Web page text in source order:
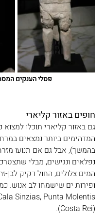
פסלי הענקים
חופים באזור קליארי
גם באזור קליארי תוכלו
המדהימים ביותר נמצאים
בהמשך), אבל גם אם תנועו
נפלאים ונגישים, מבלי
המים צלולים, החול דקיק לבן-
ופירות ים שישמחו לב אנוש.
(Costa Rei).